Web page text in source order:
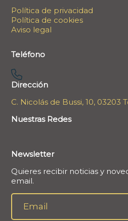
Política de privacidad
Política de cookies
Aviso legal
Teléfono
Dirección
C. Nicolás de Bussi, 10, 03203
Nuestras Redes
Newsletter
Quieres recibir noticias y
email.